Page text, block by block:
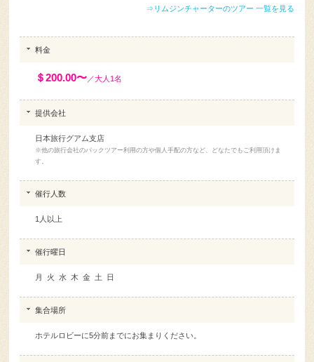
＄200.00〜
日本旅行グアム支店
す。
1人以上
月 火 水 木 金 土 日
ホテルロビーに5分前までにお集まりください。